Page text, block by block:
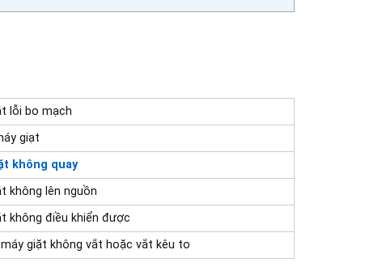
lỗi bo mạch
giạt
không quay
không lên nguồn
không điều khiển được
giặt không vắt hoặc vắt kêu to